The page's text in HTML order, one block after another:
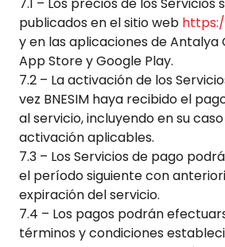
publicados en el sitio web
y en las aplicaciones deAntalya
App Store y Google Play.
7.2 – La activación de los
vez BNESIM haya recibido el
al servicio, incluyendo en su
activación aplicables.
7.3 – Los Servicios de pago
el período siguiente con
expiración del servicio.
7.4 – Los pagos podrán
términos y condiciones